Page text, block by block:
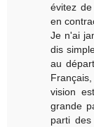
évitez
en
Je n'ai
dis
au
vision
grande
parti